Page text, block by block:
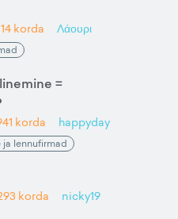
korda Λάουρι
=
korda happyday
ja lennufirmad
korda nicky19